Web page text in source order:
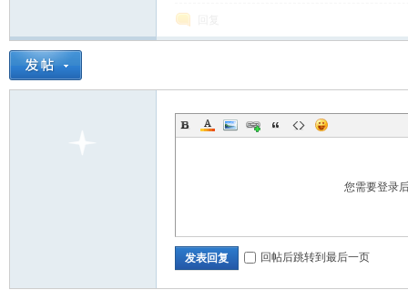
您需要登录
发表回复 回帖后跳转到最后一页